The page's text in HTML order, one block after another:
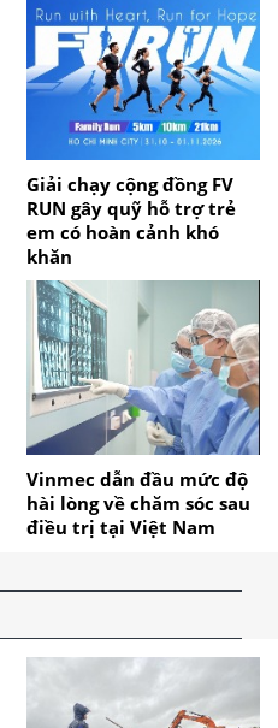
Giải chạy cộng đồng FV
RUN gây quỹ hỗ trợ trẻ
em có hoàn cảnh khó
khăn
Vinmec dẫn đầu mức độ
hài lòng về chăm sóc sau
điều trị tại Việt Nam